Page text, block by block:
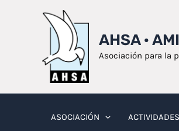
AHSA ·
Asociación para la
ASOCIACIÓN ACTIVIDADES